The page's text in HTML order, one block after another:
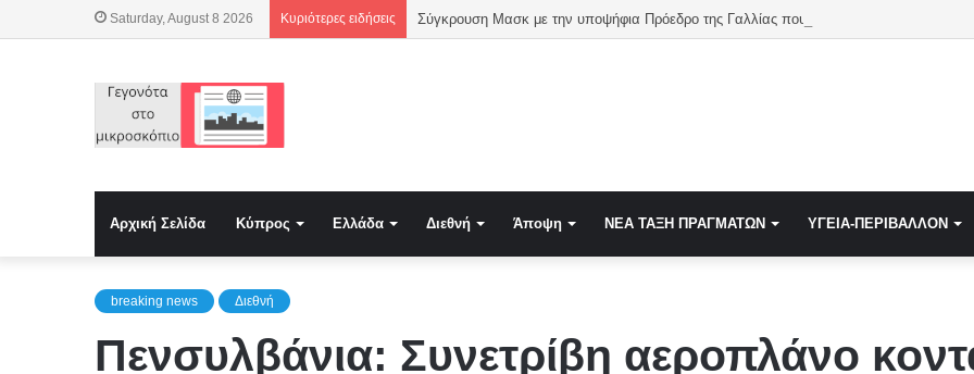
Saturday, August 8 2026 Κυριότερες ειδήσεις
Αρχική Σελίδα Κύπρος Ελλάδα Διεθνή Άποψη NEA TAΞΗ ΠΡΑΓΜΑΤΩΝ ΥΓΕΙΑ-ΠΕΡΙΒΑΛΛΟΝ
breaking news Διεθνή
Πενσυλβάνια: Συνετρίβη αεροπλάνο